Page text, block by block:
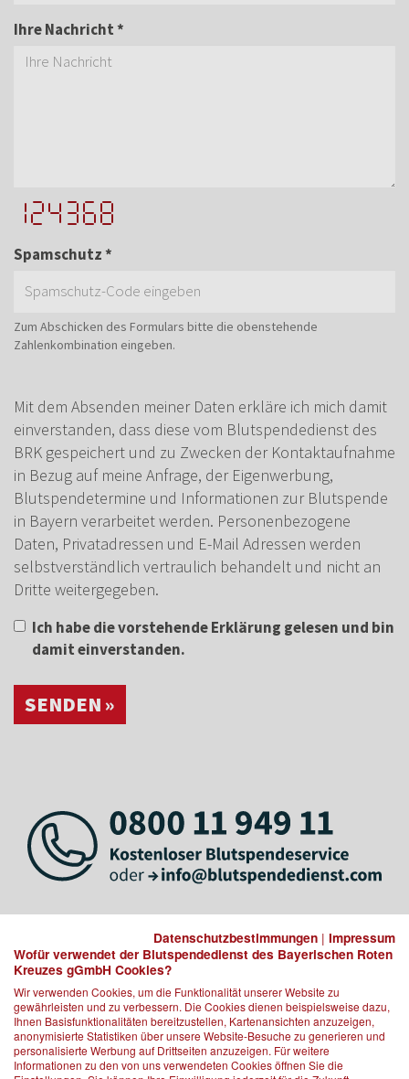
Ihre Nachricht *
Spamschutz *
Zum Abschicken des Formulars bitte die obenstehende
Zahlenkombination eingeben.
Mit dem Absenden meiner Daten erkläre ich mich damit
einverstanden, dass diese vom Blutspendedienst des
BRK gespeichert und zu Zwecken der Kontaktaufnahme
in Bezug auf meine Anfrage, der Eigenwerbung,
Blutspendetermine und Informationen zur Blutspende
in Bayern verarbeitet werden. Personenbezogene
Daten, Privatadressen und E-Mail Adressen werden
selbstverständlich vertraulich behandelt und nicht an
Dritte weitergegeben.
Ich habe die vorstehende Erklärung gelesen und bin
damit einverstanden.
SENDEN »
Datenschutzbestimmungen | Impressum
Wofür verwendet der Blutspendedienst des Bayerischen Roten
Kreuzes gGmbH Cookies?
Wir verwenden Cookies, um die Funktionalität unserer Website zu
gewährleisten und zu verbessern. Die Cookies dienen beispielsweise dazu,
Ihnen Basisfunktionalitäten bereitzustellen, Kartenansichten anzuzeigen,
anonymisierte Statistiken über unsere Website-Besuche zu generieren und
personalisierte Werbung auf Drittseiten anzuzeigen. Für weitere
Informationen zu den von uns verwendeten Cookies öffnen Sie die